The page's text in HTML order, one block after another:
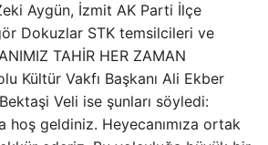
Aygün, İzmit AK Parti İlçe
Dokuzlar STK temsilcileri ve
TAHİR HER ZAMAN
Kültür Vakfı Başkanı Ali Ekber
Veli ise şunları söyledi:
hoş geldiniz. Heyecanımıza ortak